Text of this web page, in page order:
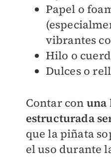
Papel o
vibrantes
Hilo o
Dulces o
Contar con una
estructurada
que la piñata
el uso durante